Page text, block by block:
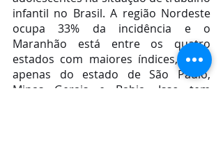
infantil no Brasil. A região Nordeste
ocupa 33% da incidência e o
Maranhão está entre os quatro
estados com maiores índices, atrás
apenas do estado de São Paulo,
Minas Gerais e Bahia. Isso tem